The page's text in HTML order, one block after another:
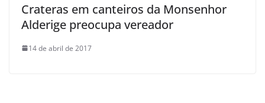
Crateras em canteiros da Monsenhor
Alderige preocupa vereador
14 de abril de 2017